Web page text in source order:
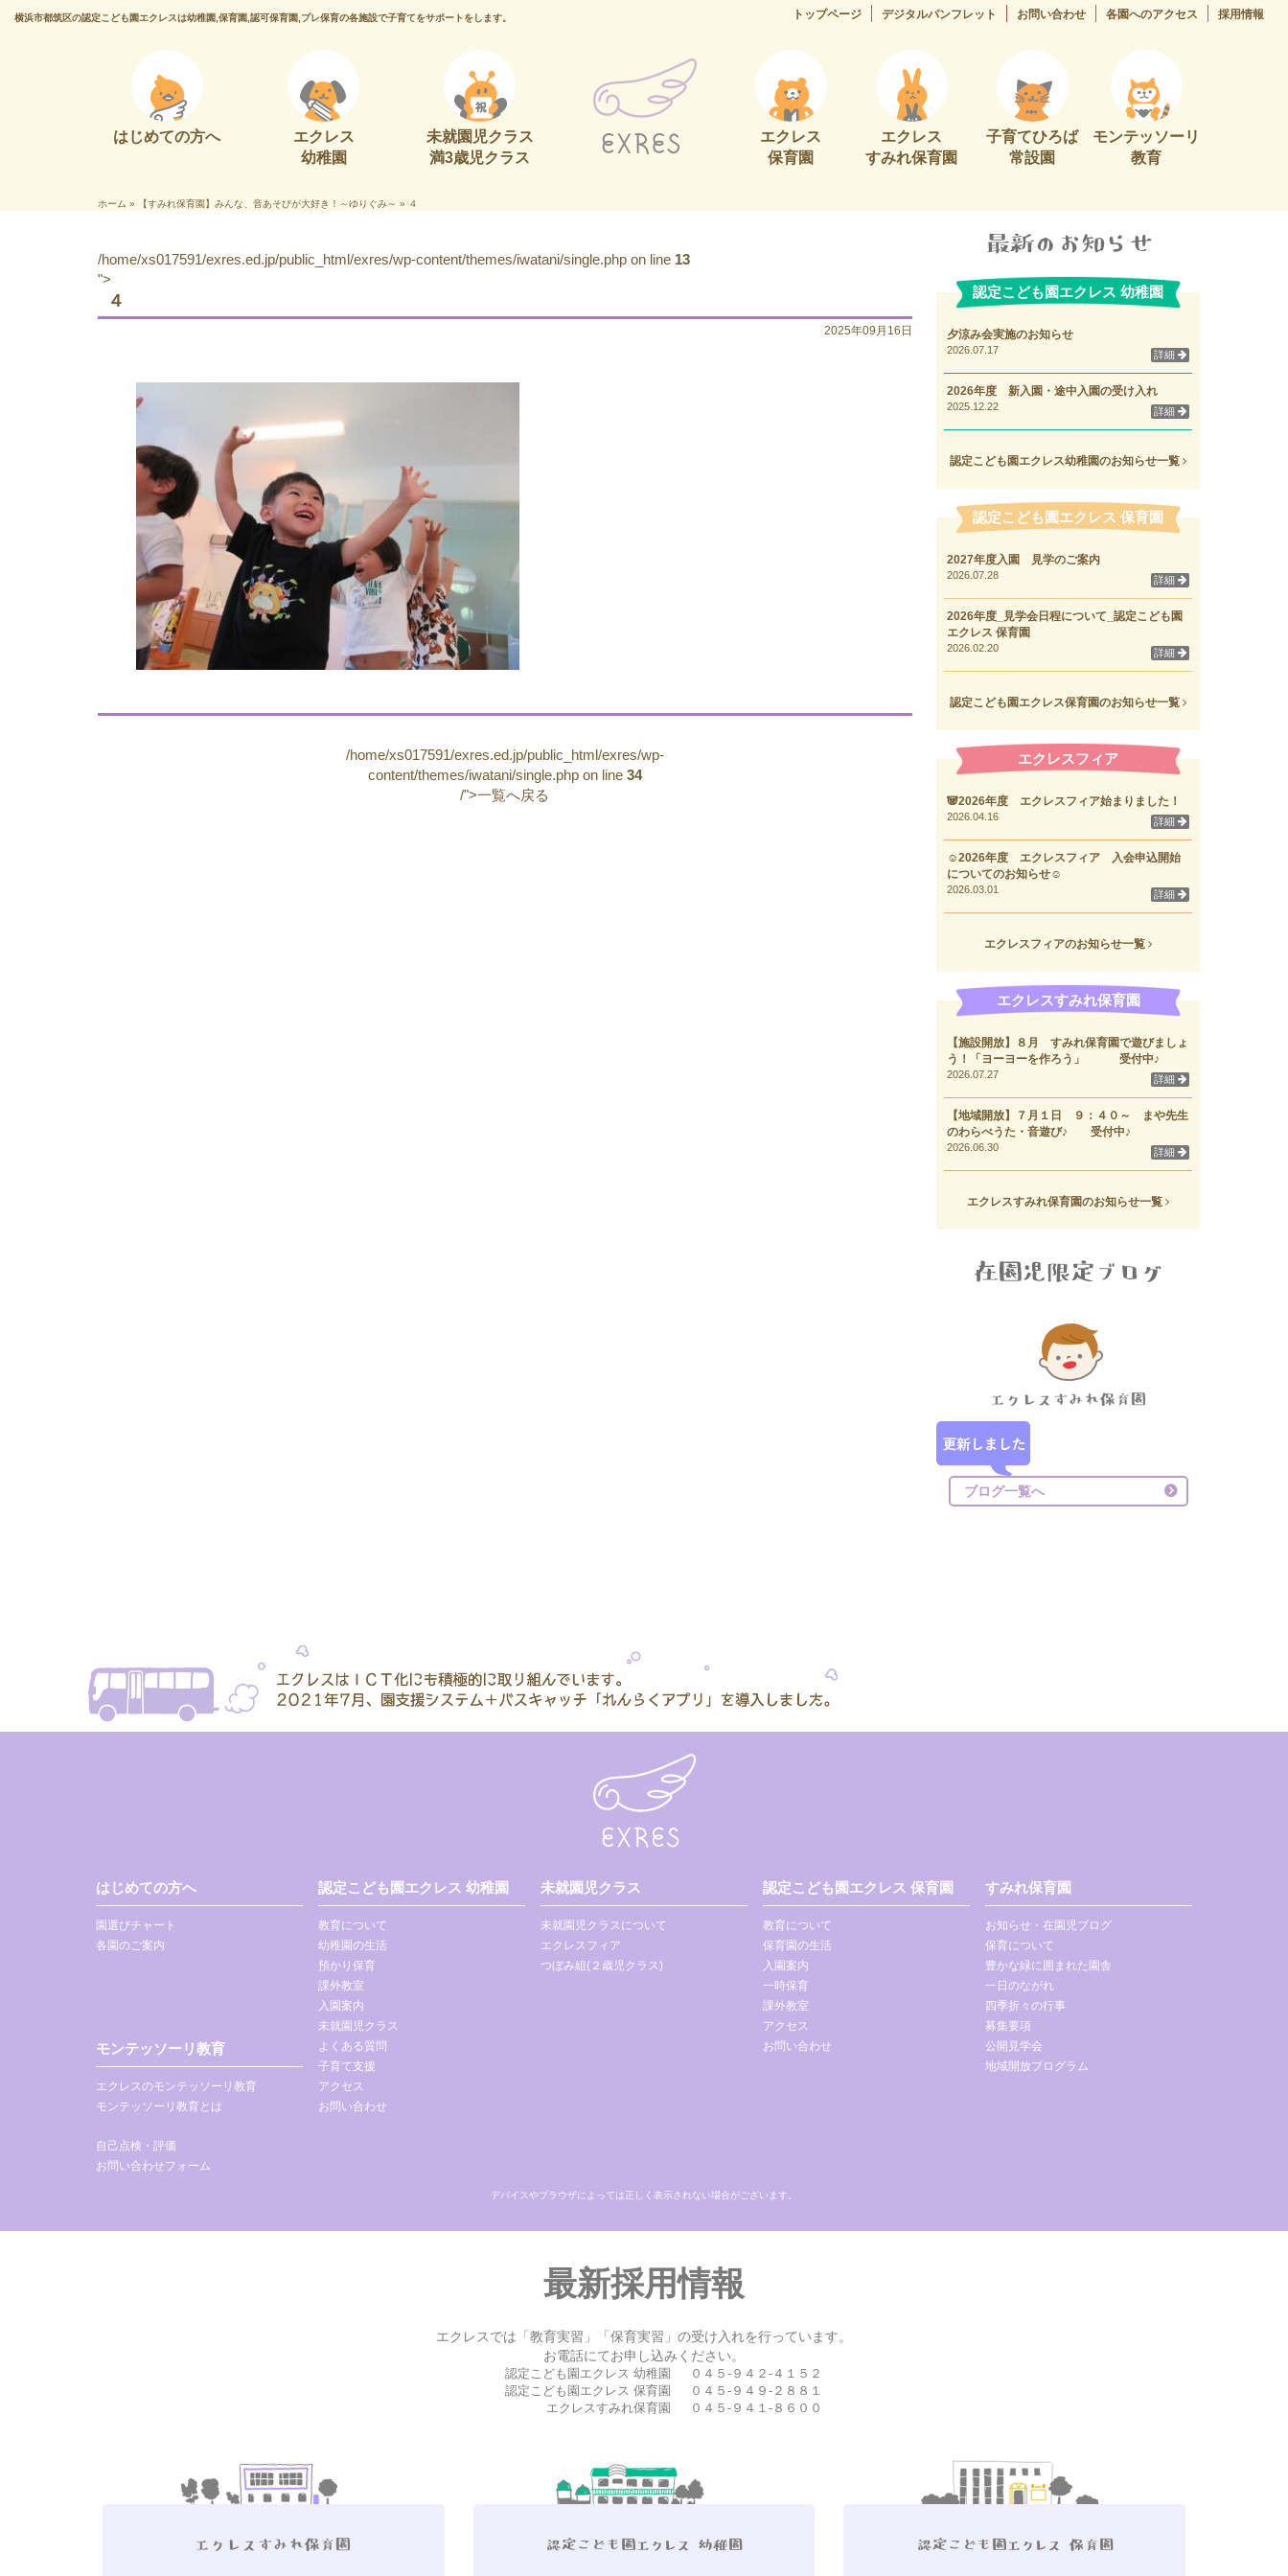
横浜市都筑区の認定こども園エクレスは幼稚園,保育園,認可保育園,プレ保育の各施設で子育てをサポートをします。 トップページ デジタルパンフレット お問い合わせ 各園へのアクセス 採用情報
はじめての方へ
エクレス
幼稚園
未就園児クラス
満3歳児クラス
エクレス
保育園
エクレス
すみれ保育園
子育てひろば
常設園
モンテッソーリ
教育
ホーム » 【すみれ保育園】みんな、音あそびが大好き！～ゆりぐみ～ » ４
/home/xs017591/exres.ed.jp/public_html/exres/wp-content/themes/iwatani/single.php on line 13
">
４
2025年09月16日
/home/xs017591/exres.ed.jp/public_html/exres/wp-
content/themes/iwatani/single.php on line 34
/">一覧へ戻る
認定こども園エクレス 幼稚園
夕涼み会実施のお知らせ
2026.07.17 詳細
2026年度 新入園・途中入園の受け入れ
2025.12.22 詳細
認定こども園エクレス幼稚園のお知らせ一覧
認定こども園エクレス 保育園
2027年度入園 見学のご案内
2026.07.28 詳細
2026年度_見学会日程について_認定こども園
エクレス 保育園
2026.02.20 詳細
認定こども園エクレス保育園のお知らせ一覧
エクレスフィア
🐼2026年度 エクレスフィア始まりました！
2026.04.16 詳細
☺2026年度 エクレスフィア 入会申込開始
についてのお知らせ☺
2026.03.01 詳細
エクレスフィアのお知らせ一覧
エクレスすみれ保育園
【施設開放】８月 すみれ保育園で遊びましょ
う！「ヨーヨーを作ろう」 受付中♪
2026.07.27 詳細
【地域開放】７月１日 ９：４０～ まや先生
のわらべうた・音遊び♪ 受付中♪
2026.06.30 詳細
エクレスすみれ保育園のお知らせ一覧
ブログ一覧へ
はじめての方へ
園選びチャート
各園のご案内
モンテッソーリ教育
エクレスのモンテッソーリ教育
モンテッソーリ教育とは
自己点検・評価
お問い合わせフォーム
認定こども園エクレス 幼稚園
教育について
幼稚園の生活
預かり保育
課外教室
入園案内
未就園児クラス
よくある質問
子育て支援
アクセス
お問い合わせ
未就園児クラス
未就園児クラスについて
エクレスフィア
つぼみ組(２歳児クラス)
認定こども園エクレス 保育園
教育について
保育園の生活
入園案内
一時保育
課外教室
アクセス
お問い合わせ
すみれ保育園
お知らせ・在園児ブログ
保育について
豊かな緑に囲まれた園舎
一日のながれ
四季折々の行事
募集要項
公開見学会
地域開放プログラム
デバイスやブラウザによっては正しく表示されない場合がございます。
最新採用情報
エクレスでは「教育実習」「保育実習」の受け入れを行っています。
お電話にてお申し込みください。
認定こども園エクレス 幼稚園
０４５-９４２-４１５２
認定こども園エクレス 保育園
０４５-９４９-２８８１
エクレスすみれ保育園
０４５-９４１-８６００